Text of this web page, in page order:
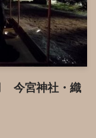
今宮神社・織